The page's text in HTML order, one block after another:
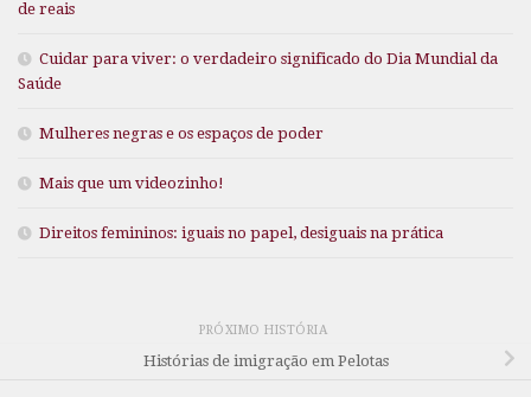
de reais
Cuidar para viver: o verdadeiro significado do Dia Mundial da
Saúde
Mulheres negras e os espaços de poder
Mais que um videozinho!
Direitos femininos: iguais no papel, desiguais na prática
PRÓXIMO HISTÓRIA
Histórias de imigração em Pelotas